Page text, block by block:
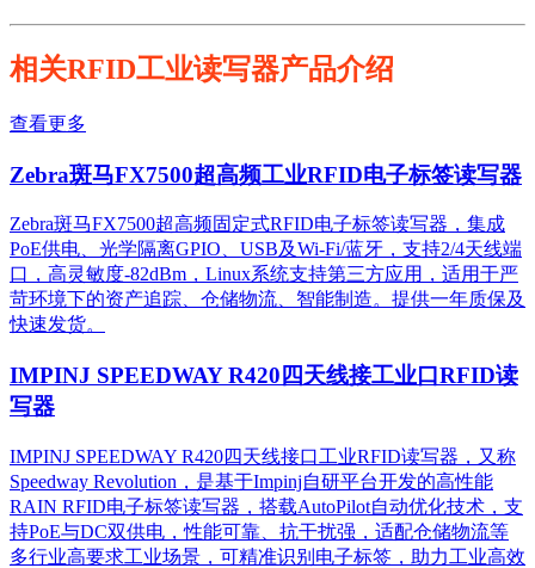
相关RFID工业读写器产品介绍
查看更多
Zebra斑马FX7500超高频工业RFID电子标签读写器
Zebra斑马FX7500超高频固定式RFID电子标签读写器，集成
PoE供电、光学隔离GPIO、USB及Wi-Fi/蓝牙，支持2/4天线端
口，高灵敏度-82dBm，Linux系统支持第三方应用，适用于严
苛环境下的资产追踪、仓储物流、智能制造。提供一年质保及
快速发货。
IMPINJ SPEEDWAY R420四天线接工业口RFID读
写器
IMPINJ SPEEDWAY R420四天线接口工业RFID读写器，又称
Speedway Revolution，是基于Impinj自研平台开发的高性能
RAIN RFID电子标签读写器，搭载AutoPilot自动优化技术，支
持PoE与DC双供电，性能可靠、抗干扰强，适配仓储物流等
多行业高要求工业场景，可精准识别电子标签，助力工业高效